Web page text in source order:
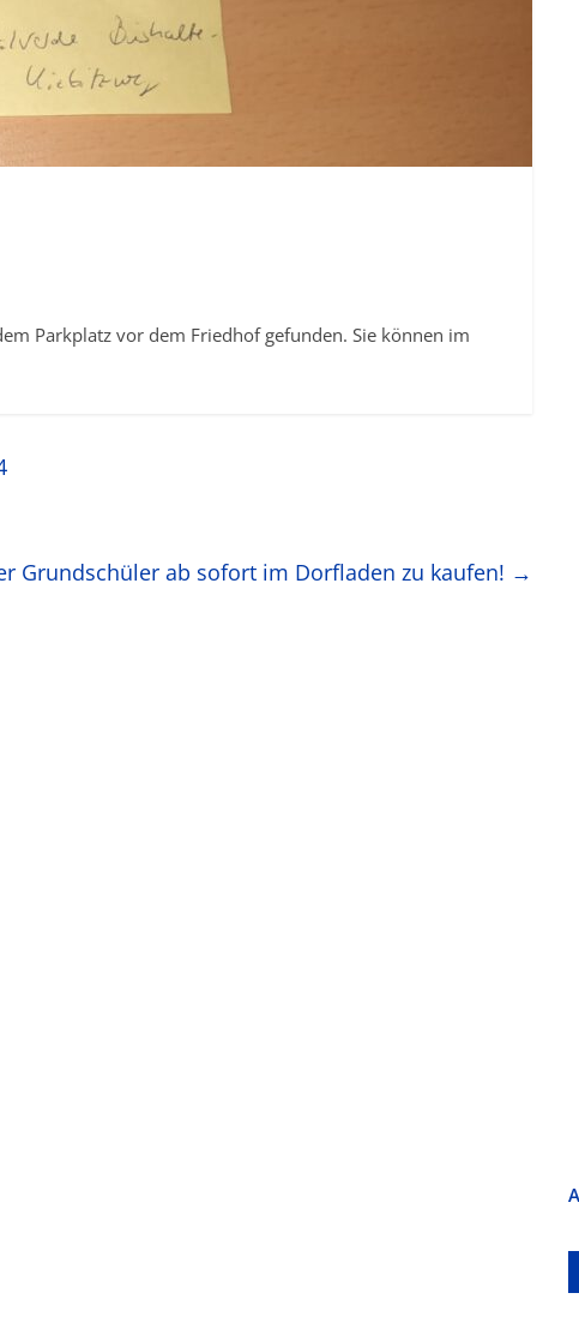
Parkplatz vor dem Friedhof gefunden. Sie können im
Grundschüler ab sofort im Dorfladen zu kaufen! →